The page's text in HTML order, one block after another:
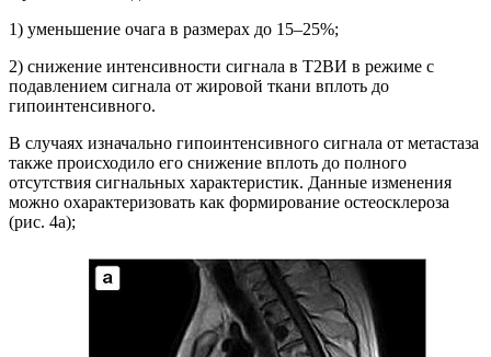
1) уменьшение очага в размерах до 15–25%;
2) снижение интенсивности сигнала в Т2ВИ в режиме с
подавлением сигнала от жировой ткани вплоть до
гипоинтенсивного.
В случаях изначально гипоинтенсивного сигнала от метастаза
также происходило его снижение вплоть до полного
отсутствия сигнальных характеристик. Данные изменения
можно охарактеризовать как формирование остеосклероза
(рис. 4a);